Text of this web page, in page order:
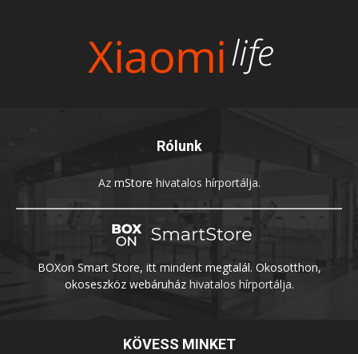
Rólunk
Az mStore hivatalos hírportálja.
BOXon Smart Store, itt mindent megtalál. Okosotthon,
okoseszköz webáruházhivatalos hírportálja.
KÖVESS MINKET